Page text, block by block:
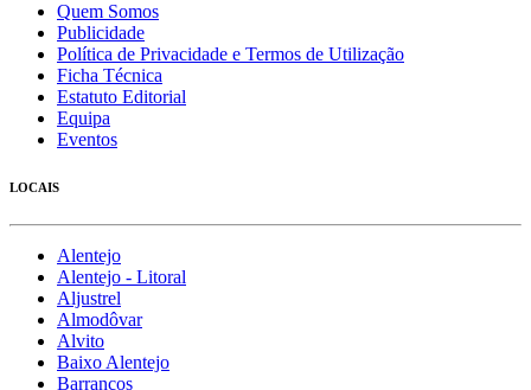
Quem Somos
Publicidade
Política de Privacidade e Termos de Utilização
Ficha Técnica
Estatuto Editorial
Equipa
Eventos
LOCAIS
Alentejo
Alentejo - Litoral
Aljustrel
Almodôvar
Alvito
Baixo Alentejo
Barrancos